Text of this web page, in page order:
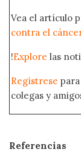
Vea el artículo
contra el
!Explore las
Regístrese
colegas y
Referencias